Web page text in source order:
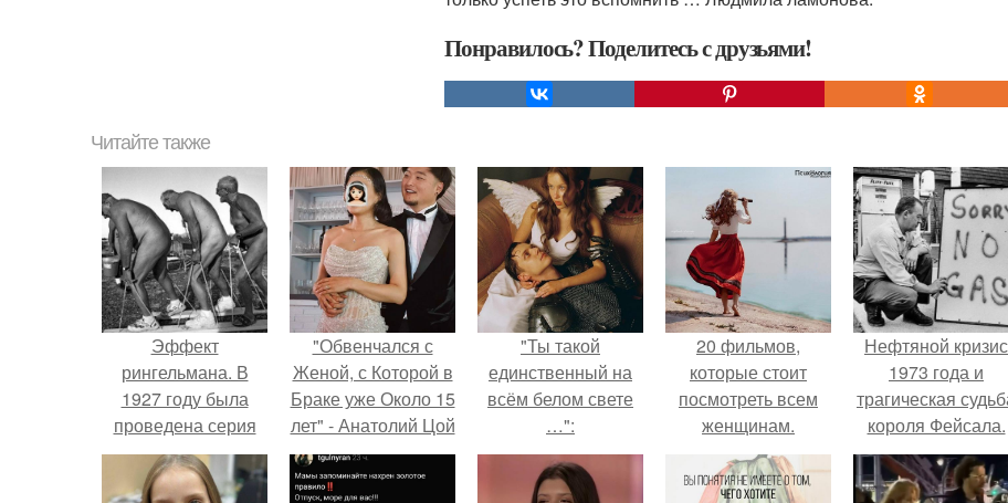
Понравилось? Поделитесь с друзьями!
Читайте также
Эффект
рингельмана. В
1927 году была
проведена серия
очень любопытных
экспериментов,
"Обвенчался с
Женой, с Которой в
Браке уже Около 15
лет" - Анатолий Цой
удивил
поклонников
"Ты такой
единственный на
всём белом свете
…":
20 фильмов,
которые стоит
посмотреть всем
женщинам.
Нефтяной кризис
1973 года и
трагическая
короля Фейсала.